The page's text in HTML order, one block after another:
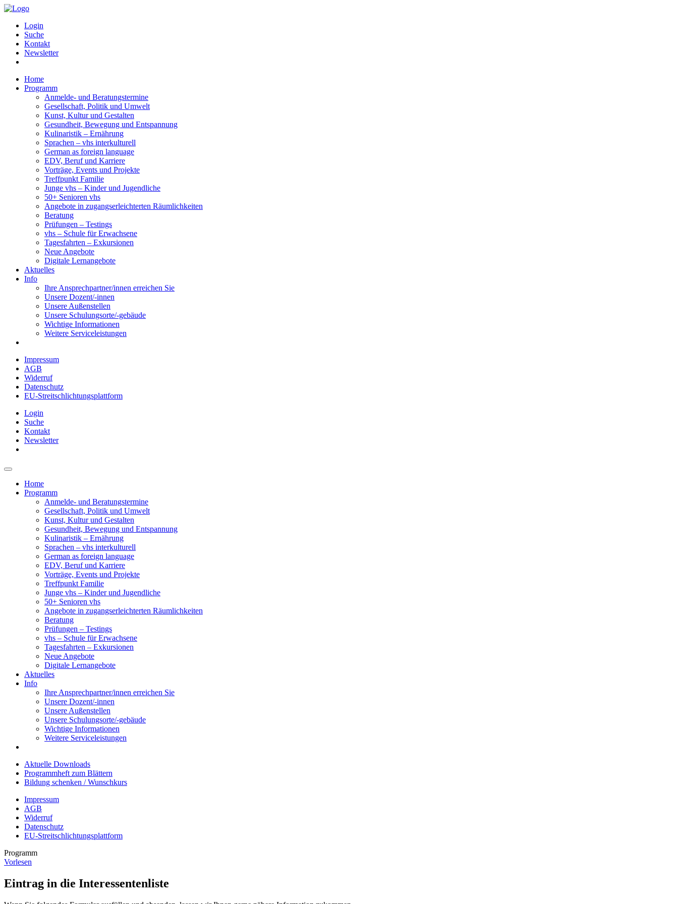
Login
Suche
Kontakt
Newsletter
Home
Programm
Anmelde- und Beratungstermine
Gesellschaft, Politik und Umwelt
Kunst, Kultur und Gestalten
Gesundheit, Bewegung und Entspannung
Kulinaristik – Ernährung
Sprachen – vhs interkulturell
German as foreign language
EDV, Beruf und Karriere
Vorträge, Events und Projekte
Treffpunkt Familie
Junge vhs – Kinder und Jugendliche
50+ Senioren vhs
Angebote in zugangserleichterten Räumlichkeiten
Beratung
Prüfungen – Testings
vhs – Schule für Erwachsene
Tagesfahrten – Exkursionen
Neue Angebote
Digitale Lernangebote
Aktuelles
Info
Ihre Ansprechpartner/innen erreichen Sie
Unsere Dozent/-innen
Unsere Außenstellen
Unsere Schulungsorte/-gebäude
Wichtige Informationen
Weitere Serviceleistungen
Impressum
AGB
Widerruf
Datenschutz
EU-Streitschlichtungsplattform
Login
Suche
Kontakt
Newsletter
Home
Programm
Anmelde- und Beratungstermine
Gesellschaft, Politik und Umwelt
Kunst, Kultur und Gestalten
Gesundheit, Bewegung und Entspannung
Kulinaristik – Ernährung
Sprachen – vhs interkulturell
German as foreign language
EDV, Beruf und Karriere
Vorträge, Events und Projekte
Treffpunkt Familie
Junge vhs – Kinder und Jugendliche
50+ Senioren vhs
Angebote in zugangserleichterten Räumlichkeiten
Beratung
Prüfungen – Testings
vhs – Schule für Erwachsene
Tagesfahrten – Exkursionen
Neue Angebote
Digitale Lernangebote
Aktuelles
Info
Ihre Ansprechpartner/innen erreichen Sie
Unsere Dozent/-innen
Unsere Außenstellen
Unsere Schulungsorte/-gebäude
Wichtige Informationen
Weitere Serviceleistungen
Aktuelle Downloads
Programmheft zum Blättern
Bildung schenken / Wunschkurs
Impressum
AGB
Widerruf
Datenschutz
EU-Streitschlichtungsplattform
Programm
Vorlesen
Eintrag in die Interessentenliste